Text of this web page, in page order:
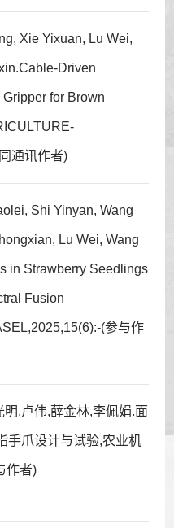
Xie Yixuan, Lu Wei,
Driven
for Brown
通讯作者)
Shi Yinyan, Wang
Lu Wei, Wang
in Strawberry Seedlings
Fusion
(参与作
,卢伟,薛金林,李佩娟.面
手爪设计与试验,农业机
作者)